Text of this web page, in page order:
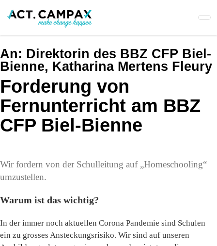
An: Direktorin des BBZ CFP Biel-
Bienne, Katharina Mertens Fleury
Forderung von
Fernunterricht am BBZ
CFP Biel-Bienne
Wir fordern von der Schulleitung auf „Homeschooling“
umzustellen.
Warum ist das wichtig?
In der immer noch aktuellen Corona Pandemie sind Schulen
ein zu grosses Ansteckungsrisiko. Wir sind auf unseren